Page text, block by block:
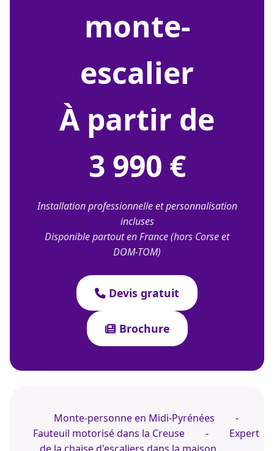
monte-
escalier
À partir de
3 990 €
Installation professionnelle et personnalisation
incluses
Disponible partout en France (hors Corse et
DOM-TOM)
Devis gratuit
Brochure
Monte-personne en Midi-Pyrénées
-
Fauteuil motorisé dans la Creuse
-
Expert